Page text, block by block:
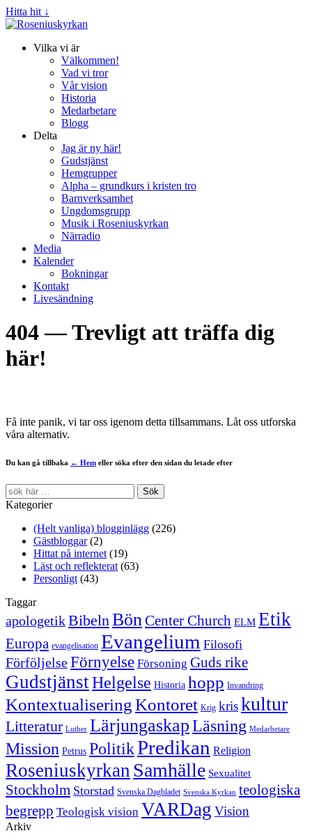
Hitta hit ↓
Vilka vi är
Välkommen!
Vad vi tror
Vår vision
Historia
Medarbetare
Blogg
Delta
Jag är ny här!
Gudstjänst
Hemgrupper
Alpha – grundkurs i kristen tro
Barnverksamhet
Ungdomsgrupp
Musik i Roseniuskyrkan
Närradio
Media
Kalender
Bokningar
Kontakt
Livesändning
404 — Trevligt att träffa dig
här!
Få inte panik, vi tar oss igenom detta tillsammans. Låt oss utforska
våra alternativ.
Du kan gå tillbaka ← Hem eller söka efter den sidan du letade efter
Kategorier
(Helt vanliga) blogginlägg (226)
Gästbloggar(2)
Hittat på internet (19)
Läst och reflekterat (63)
Personligt (43)
Taggar
apologetikBibelnBönCenter Church ELM Etik
Europa evangelisation Evangelium Filosofi
FörföljelseFörnyelse Försoning Guds rike
GudstjänstHelgelse Historia hopp Invandring
KontextualiseringKontoret Krig kriskultur
Litteratur Luther LärjungaskapLäsning Medarbetare
Mission Petrus PolitikPredikan Religion
Roseniuskyrkan Samhälle Sexualitet
Stockholm Storstad Svenska Dagbladet Svenska Kyrkan teologiska
begrepp Teologisk vision VARDag Vision
Arkiv